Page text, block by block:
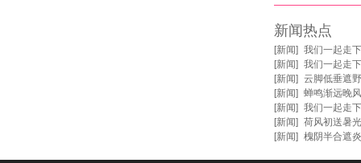
新闻热点
[新闻] 我们一起走
[新闻] 我们一起走
[新闻] 云脚低垂遮
[新闻] 蝉鸣渐远晚
[新闻] 我们一起走
[新闻] 荷风初送暑
[新闻] 槐阴半合遮